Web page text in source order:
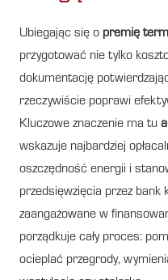
Ubiegając się o premię
przygotować nie tylko
dokumentację
rzeczywiście poprawi
Kluczowe znaczenie ma tu
wskazuje najbardziej
oszczędność energii i
przedsięwzięcia przez
zaangażowane w
porządkuje cały proces:
ocieplać przegrody,